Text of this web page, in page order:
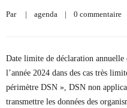
Par | agenda | 0 commentaire
Date limite de déclaration annuelle
l’année 2024 dans des cas très
périmètre DSN », DSN non
transmettre les données des